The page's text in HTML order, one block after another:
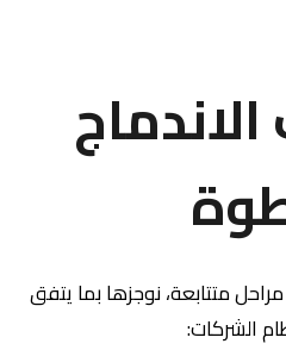
الاندماج
متتابعة، نوجزها بما يتفق